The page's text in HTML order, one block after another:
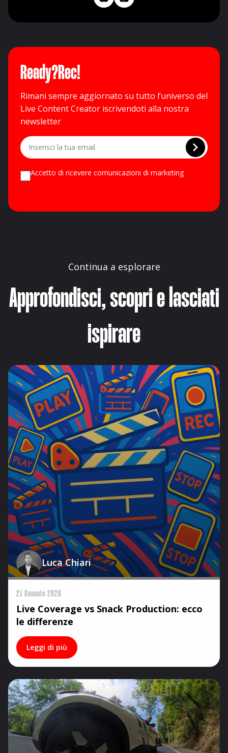
Ready?Rec!
Rimani sempre aggiornato su tutto l’universo del
Live Content Creator iscrivendoti alla nostra
newsletter
Accetto di ricevere comunicazioni di marketing
Continua a esplorare
Approfondisci, scopri e lasciati
ispirare
Luca Chiari
21 Gennaio 2026
Live Coverage vs Snack Production: ecco
le differenze
Leggi di più